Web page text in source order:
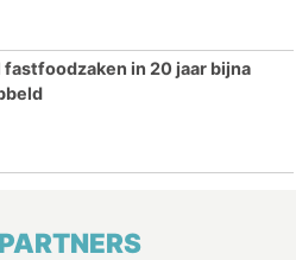
fastfoodzaken in 20 jaar bijna
PARTNERS